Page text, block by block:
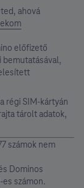
ahová
előfizető
bemutatásával,
régi SIM-kártyán
tárolt adatok,
számok nem
Dominos
-es számon.